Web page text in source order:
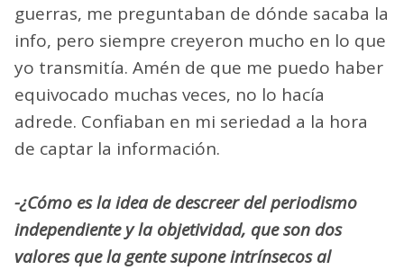
guerras, me preguntaban de dónde sacaba la
info, pero siempre creyeron mucho en lo que
yo transmitía. Amén de que me puedo haber
equivocado muchas veces, no lo hacía
adrede. Confiaban en mi seriedad a la hora
de captar la información.
-¿Cómo es la idea de descreer del periodismo
independiente y la objetividad, que son dos
valores que la gente supone intrínsecos al